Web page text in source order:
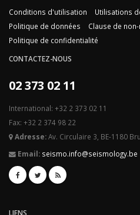
Conditions d'utilisation
Utilisations
Politique de données
Clause de
Politique de confidentialité
CONTACTEZ-NOUS
02 373 02 11
International: +32 2 373 02 11
Fax: +32 2 374 98 22
Adresse:Av. Circulaire 3, BE-1180
Email: seismo.info@seismology.be
LIENS